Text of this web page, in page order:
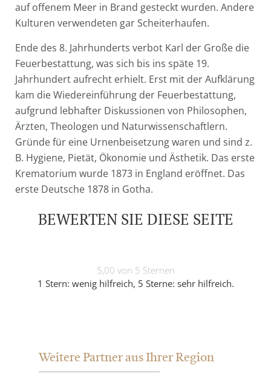
auf offenem Meer in Brand gesteckt wurden. Andere
Kulturen verwendeten gar Scheiterhaufen.
Ende des 8. Jahrhunderts verbot Karl der Große die
Feuerbestattung, was sich bis ins späte 19.
Jahrhundert aufrecht erhielt. Erst mit der Aufklärung
kam die Wiedereinführung der Feuerbestattung,
aufgrund lebhafter Diskussionen von Philosophen,
Ärzten, Theologen und Naturwissenschaftlern.
Gründe für eine Urnenbeisetzung waren und sind z.
B. Hygiene, Pietät, Ökonomie und Ästhetik. Das erste
Krematorium wurde 1873 in England eröffnet. Das
erste Deutsche 1878 in Gotha.
BEWERTEN SIE DIESE SEITE
5,00 von 5 Sternen
1 Stern: wenig hilfreich, 5 Sterne: sehr hilfreich.
Weitere Partner aus Ihrer Region